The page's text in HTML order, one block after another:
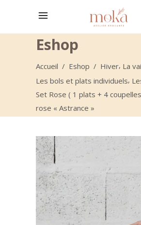
Votre sélection est vide
Eshop
Accueil / Eshop / Hiver, La
Les bols et plats individuels,
Set Rose ( 1 plats + 4
rose « Astrance »